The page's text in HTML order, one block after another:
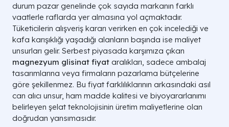
durum pazar genelinde çok sayıda markanın farklı
vaatlerle raflarda yer almasına yol açmaktadır.
Tüketicilerin alışveriş kararı verirken en çok incelediği ve
kafa karışıklığı yaşadığı alanların başında ise maliyet
unsurları gelir. Serbest piyasada karşımıza çıkan
magnezyum glisinat fiyat aralıkları, sadece ambalaj
tasarımlarına veya firmaların pazarlama bütçelerine
göre şekillenmez. Bu fiyat farklılıklarının arkasındaki asıl
can alıcı unsur, ham madde kalitesi ve biyoyararlanımı
belirleyen şelat teknolojisinin üretim maliyetlerine olan
doğrudan yansımasıdır.